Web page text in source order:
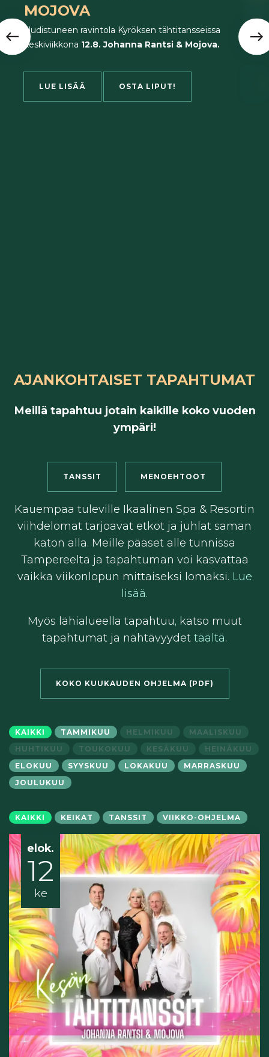
MOJOVA
Uudistuneen ravintola Kyröksen tähtitansseissa
keskiviikkona 12.8. Johanna Rantsi & Mojova.
LUE LISÄÄ OSTA LIPUT!
AJANKOHTAISET TAPAHTUMAT
Meillä tapahtuu jotain kaikille koko vuoden
ympäri!
TANSSIT MENOEHTOOT
Kauempaa tuleville Ikaalinen Spa & Resortin
viihdelomat tarjoavat etkot ja juhlat saman
katon alla. Meille pääset alle tunnissa
Tampereelta ja tapahtuman voi kasvattaa
vaikka viikonlopun mittaiseksi lomaksi. Lue
lisää.
Myös lähialueella tapahtuu, katso muut
tapahtumat ja nähtävyydet täältä.
KOKO KUUKAUDEN OHJELMA (PDF)
KAIKKI TAMMIKUU HELMIKUU
MAALISKUU
HUHTIKUU
TOUKOKUU KESÄKUU
HEINÄKUU
ELOKUU
SYYSKUU LOKAKUU
MARRASKUU
JOULUKUU
KAIKKI KEIKAT TANSSIT VIIKKO-OHJELMA
elok.
12
ke